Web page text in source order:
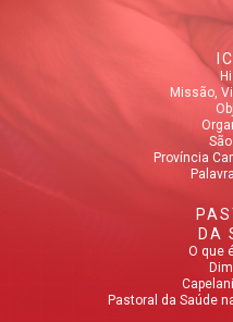
Missão,
Província
DA
O que
Pastoral da Saúde